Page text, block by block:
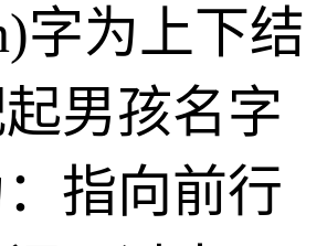
字为上下结
男孩名字
指向前行